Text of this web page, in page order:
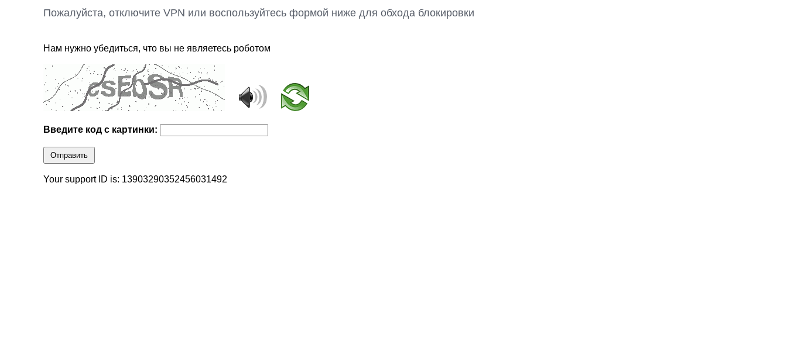
Пожалуйста, отключите VPN или воспользуйтесь формой ниже для обхода блокировки
Нам нужно убедиться, что вы не являетесь роботом
Введите код с картинки:
Отправить
Your support ID is: 13903290352456031492